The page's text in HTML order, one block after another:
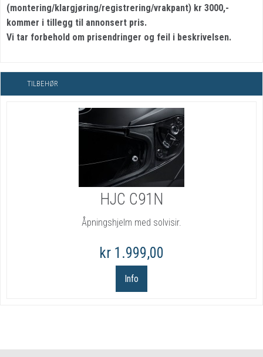
(montering/klargjøring/registrering/vrakpant) kr 3000,-
kommer i tillegg til annonsert pris.
Vi tar forbehold om prisendringer og feil i beskrivelsen.
TILBEHØR
HJC C91N
Åpningshjelm med solvisir.
kr 1.999,00
Info